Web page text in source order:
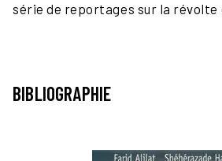
série de reportages sur la révolte
BIBLIOGRAPHIE